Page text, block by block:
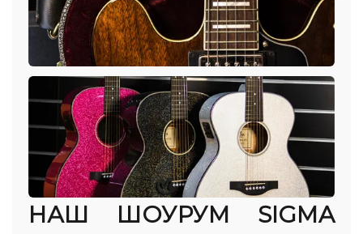
НАШ ШОУРУМ SIGMA